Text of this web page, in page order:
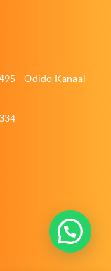
- Odido Kanaal